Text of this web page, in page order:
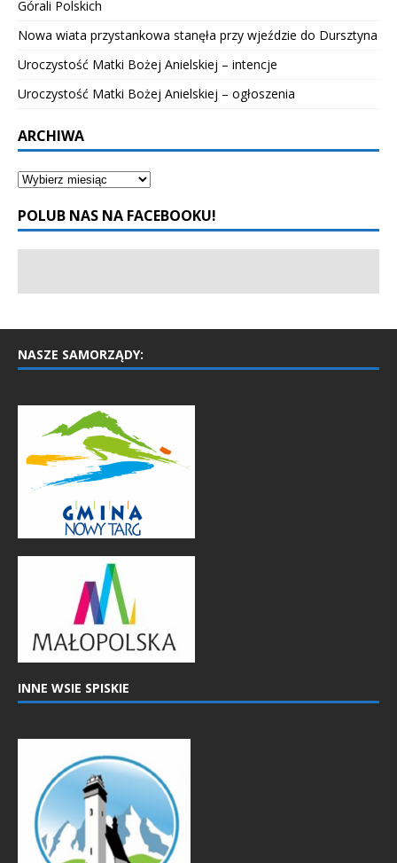
Górali Polskich
Nowa wiata przystankowa stanęła przy wjeździe do Dursztyna
Uroczystość Matki Bożej Anielskiej – intencje
Uroczystość Matki Bożej Anielskiej – ogłoszenia
ARCHIWA
POLUB NAS NA FACEBOOKU!
NASZE SAMORZĄDY:
INNE WSIE SPISKIE